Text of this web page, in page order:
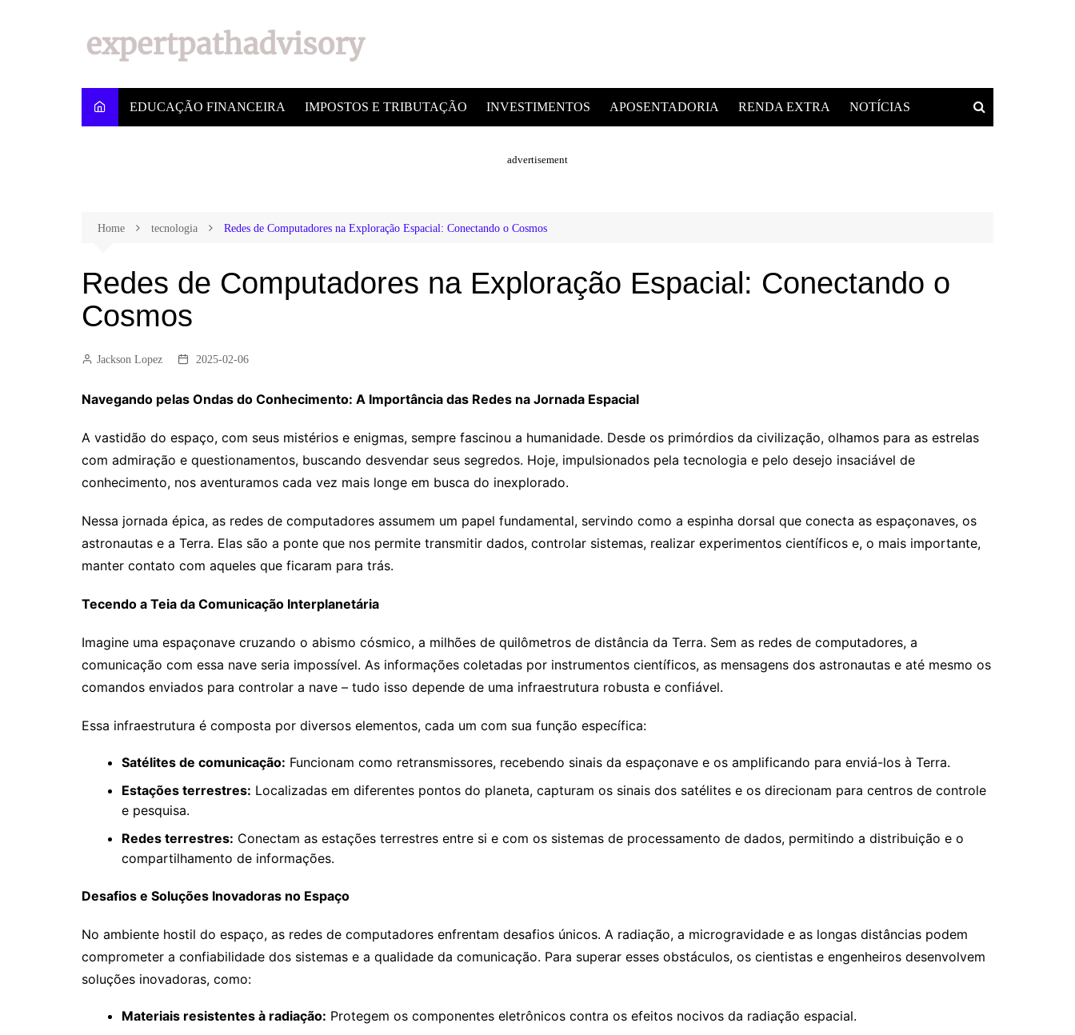
EDUCAÇÃO FINANCEIRA IMPOSTOS E TRIBUTAÇÃO INVESTIMENTOS APOSENTADORIA RENDA EXTRA NOTÍCIAS
advertisement
Home tecnologia Redes de Computadores na Exploração Espacial: Conectando o Cosmos
Redes de Computadores na Exploração Espacial: Conectando o
Cosmos
Jackson Lopez 2025-02-06
Navegando pelas Ondas do Conhecimento: A Importância das Redes na Jornada Espacial
A vastidão do espaço, com seus mistérios e enigmas, sempre fascinou a humanidade. Desde os primórdios da civilização, olhamos para as estrelas
com admiração e questionamentos, buscando desvendar seus segredos. Hoje, impulsionados pela tecnologia e pelo desejo insaciável de
conhecimento, nos aventuramos cada vez mais longe em busca do inexplorado.
Nessa jornada épica, as redes de computadores assumem um papel fundamental, servindo como a espinha dorsal que conecta as espaçonaves, os
astronautas e a Terra. Elas são a ponte que nos permite transmitir dados, controlar sistemas, realizar experimentos científicos e, o mais importante,
manter contato com aqueles que ficaram para trás.
Tecendo a Teia da Comunicação Interplanetária
Imagine uma espaçonave cruzando o abismo cósmico, a milhões de quilômetros de distância da Terra. Sem as redes de computadores, a
comunicação com essa nave seria impossível. As informações coletadas por instrumentos científicos, as mensagens dos astronautas e até mesmo os
comandos enviados para controlar a nave – tudo isso depende de uma infraestrutura robusta e confiável.
Essa infraestrutura é composta por diversos elementos, cada um com sua função específica:
Satélites de comunicação: Funcionam como retransmissores, recebendo sinais da espaçonave e os amplificando para enviá-los à Terra.
Estações terrestres: Localizadas em diferentes pontos do planeta, capturam os sinais dos satélites e os direcionam para centros de controle
e pesquisa.
Redes terrestres: Conectam as estações terrestres entre si e com os sistemas de processamento de dados, permitindo a distribuição e o
compartilhamento de informações.
Desafios e Soluções Inovadoras no Espaço
No ambiente hostil do espaço, as redes de computadores enfrentam desafios únicos. A radiação, a microgravidade e as longas distâncias podem
comprometer a confiabilidade dos sistemas e a qualidade da comunicação. Para superar esses obstáculos, os cientistas e engenheiros desenvolvem
soluções inovadoras, como:
Materiais resistentes à radiação: Protegem os componentes eletrônicos contra os efeitos nocivos da radiação espacial.